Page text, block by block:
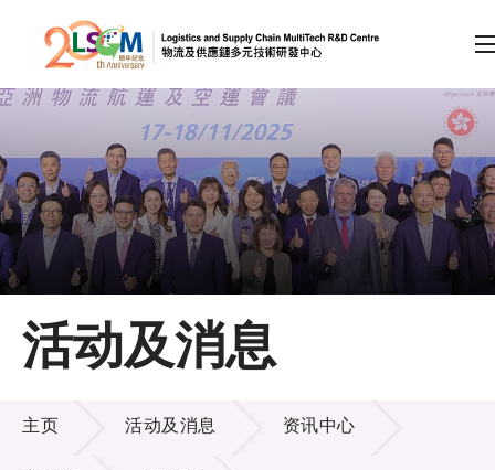
跳到内容（按回车键）
会员登录
A A EN 繁 简
主页
关于LSCM
技术商品化
活动及消息
活动及消息
主页 活动及消息 资讯中心